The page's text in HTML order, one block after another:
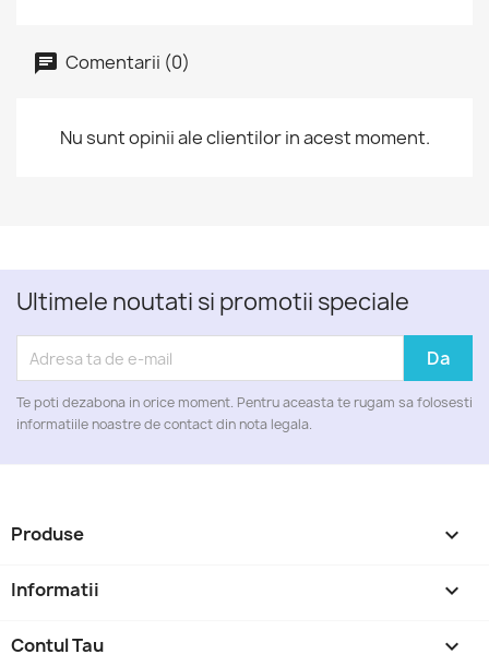
Comentarii (0)
Nu sunt opinii ale clientilor in acest moment.
Ultimele noutati si promotii speciale
Te poti dezabona in orice moment. Pentru aceasta te rugam sa folosesti
informatiile noastre de contact din nota legala.
Produse 
Informatii 
Contul Tau 